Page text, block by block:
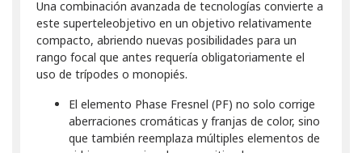
Una combinación avanzada de tecnologías convierte a
este superteleobjetivo en un objetivo relativamente
compacto, abriendo nuevas posibilidades para un
rango focal que antes requería obligatoriamente el
uso de trípodes o monopiés.
El elemento Phase Fresnel (PF) no solo corrige
aberraciones cromáticas y franjas de color, sino
que también reemplaza múltiples elementos de